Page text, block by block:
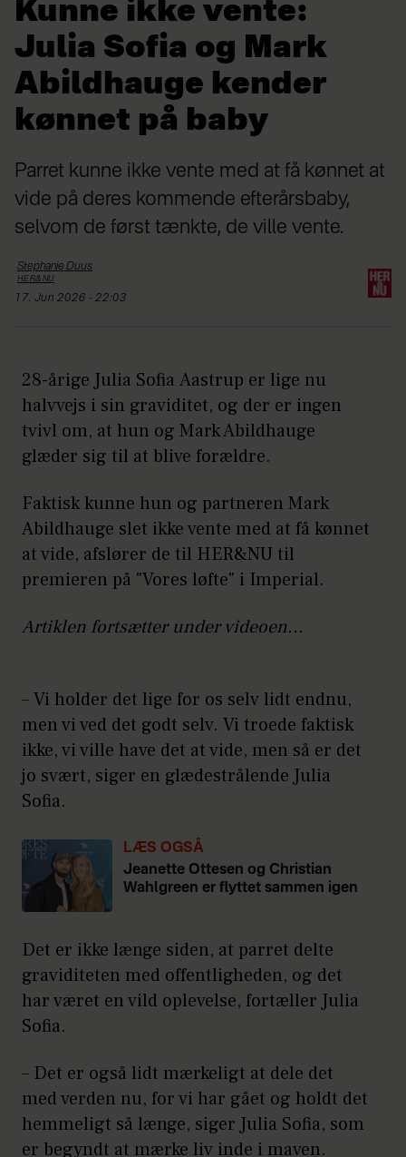
Kunne ikke vente:
Julia Sofia og Mark
Abildhauge kender
kønnet på baby
Parret kunne ikke vente med at få kønnet at
vide på deres kommende efterårsbaby,
selvom de først tænkte, de ville vente.
Stephanie Duus
HER&NU
17. Jun 2026 - 22:03
28-årige Julia Sofia Aastrup er lige nu
halvvejs i sin graviditet, og der er ingen
tvivl om, at hun og Mark Abildhauge
glæder sig til at blive forældre.
Faktisk kunne hun og partneren Mark
Abildhauge slet ikke vente med at få kønnet
at vide, afslører de til HER&NU til
premieren på "Vores løfte" i Imperial.
Artiklen fortsætter under videoen...
– Vi holder det lige for os selv lidt endnu,
men vi ved det godt selv. Vi troede faktisk
ikke, vi ville have det at vide, men så er det
jo svært, siger en glædestrålende Julia
Sofia.
LÆS OGSÅ
Jeanette Ottesen og Christian
Wahlgreen er flyttet sammen igen
Det er ikke længe siden, at parret delte
graviditeten med offentligheden, og det
har været en vild oplevelse, fortæller Julia
Sofia.
– Det er også lidt mærkeligt at dele det
med verden nu, for vi har gået og holdt det
hemmeligt så længe, siger Julia Sofia, som
er begyndt at mærke liv inde i maven.